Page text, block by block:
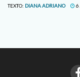
TEXTO: DIANA ADRIANO 6